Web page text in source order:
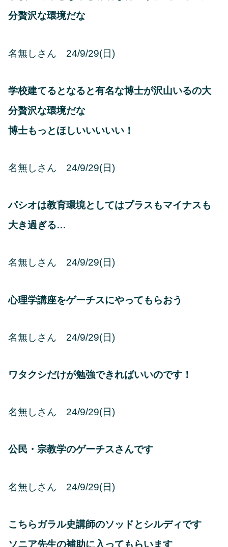
分贅沢な環境だな
名無しさん 24/9/29(日)
学校建てるとなると有名な博士が沢山いるの大
分贅沢な環境だな
博士もっとほしいいいいい！
名無しさん 24/9/29(日)
パシオは教育環境としてはプラスもマイナスも
大き過ぎる…
名無しさん 24/9/29(日)
心理学講座をゲーチスにやってもらおう
名無しさん 24/9/29(日)
ワタクシだけが勉強できればいいのです！
名無しさん 24/9/29(日)
公民・宗教学のゲーチスさんです
名無しさん 24/9/29(日)
こちらガラル史講師のソッドとシルディです
ソニア先生の補助に入ってもらいます